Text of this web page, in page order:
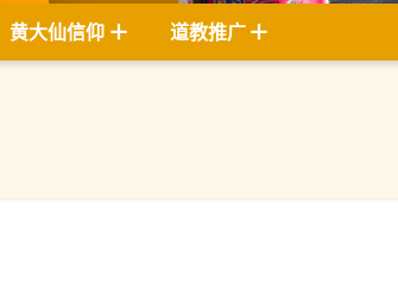
黄大仙信仰 道教推广